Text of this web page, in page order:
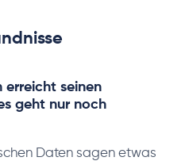
erreicht seinen
geht nur noch
Daten sagen etwas